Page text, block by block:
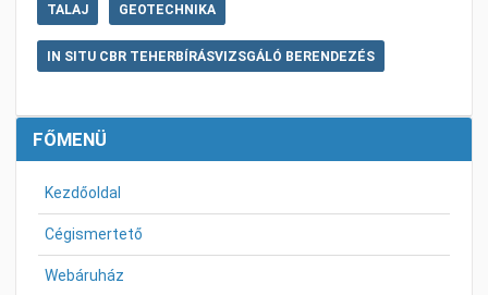
FŐMENÜ
Kezdőoldal
Cégismertető
Webáruház
TALAJ GEOTECHNIKA
IN SITU CBR TEHERBÍRÁSVIZSGÁLÓ BERENDEZÉS